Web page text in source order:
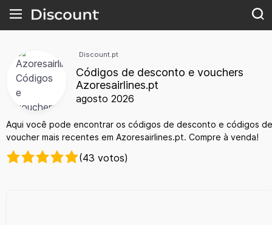
Discount.pt
Códigos de desconto e vouchers
Azoresairlines.pt
agosto 2026
Aqui você pode encontrar os códigos de desconto e códigos de
voucher mais recentes em Azoresairlines.pt. Compre à venda!
(43 votos)